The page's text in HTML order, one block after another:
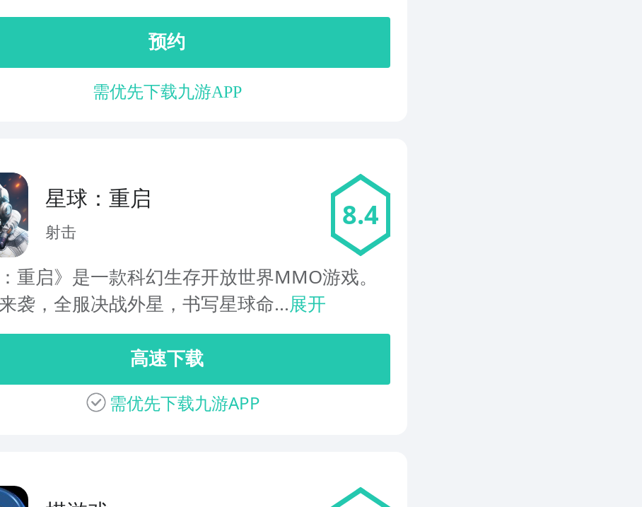
预约
需优先下载九游APP
星球：重启
射击
8.4
：重启》是一款科幻生存开放世界MMO游戏。
袭，全服决战外星，书写星球命...展开
高速下载
需优先下载九游APP